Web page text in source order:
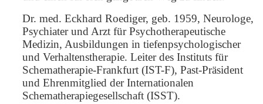
Dr. med. Eckhard Roediger, geb. 1959, Neurologe,
Psychiater und Arzt für Psychotherapeutische
Medizin, Ausbildungen in tiefenpsychologischer
und Verhaltenstherapie. Leiter des Instituts für
Schematherapie-Frankfurt (IST-F), Past-Präsident
und Ehrenmitglied der Internationalen
Schematherapiegesellschaft (ISST).